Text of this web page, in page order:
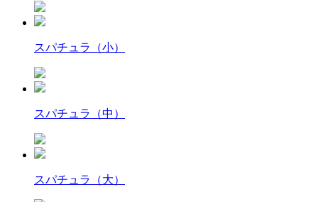
スパチュラ（小）
スパチュラ（中）
スパチュラ（大）